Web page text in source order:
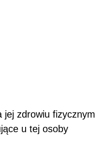
jej zdrowiu fizycznym
u tej osoby